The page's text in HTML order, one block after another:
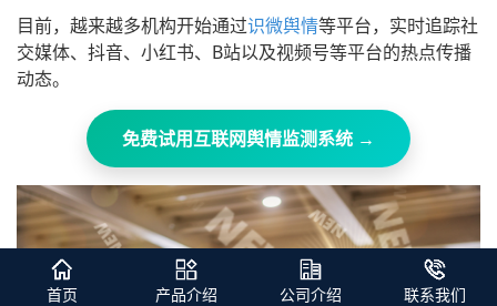
目前，越来越多机构开始通过识微舆情等平台，实时追踪社
交媒体、抖音、小红书、B站以及视频号等平台的热点传播
动态。
免费试用互联网舆情监测系统 →
首页 产品介绍 公司介绍 联系我们